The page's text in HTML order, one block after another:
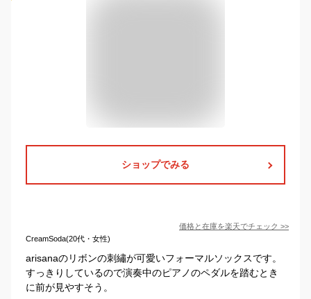
ショップでみる
価格と在庫を楽天でチェック >>
CreamSoda(20代・女性)
arisanaのリボンの刺繡が可愛いフォーマルソックスです。
すっきりしているので演奏中のピアノのペダルを踏むとき
に前が見やすそう。